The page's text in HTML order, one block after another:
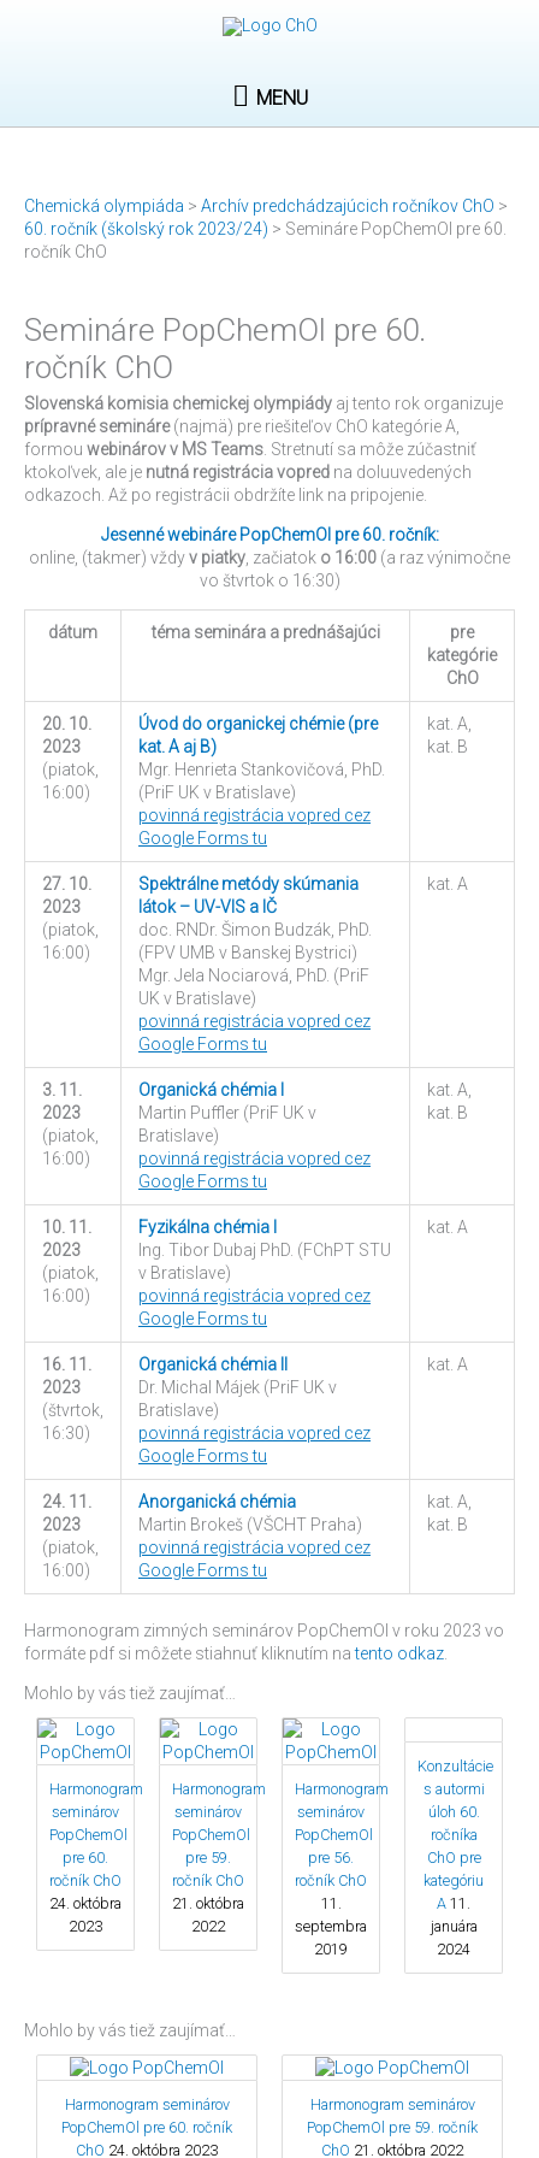
MENU
MENU
Chemická olympiáda > Archív predchádzajúcich ročníkov ChO >
60. ročník (školský rok 2023/24) > Semináre PopChemOl pre 60.
ročník ChO
Semináre PopChemOl pre 60.
ročník ChO
Slovenská komisia chemickej olympiády aj tento rok organizuje
prípravné semináre(najmä) pre riešiteľov ChO kategórie A,
formou webinárov v MS Teams . Stretnutí sa môže zúčastniť
ktokoľvek, ale je nutná registrácia vopred na doluuvedených
odkazoch. Až po registrácii obdržíte link na pripojenie.
Jesenné webináre PopChemOl pre 60. ročník:
online, (takmer) vždyv piatky , začiatok o 16:00 (a raz výnimočne
vo štvrtok o 16:30)
dátum téma seminára a prednášajúci
pre
kategórie
ChO
20. 10.
2023
(piatok,
16:00)
Úvod do organickej chémie (pre
kat. A aj B)
Mgr. Henrieta Stankovičová, PhD.
(PriF UK v Bratislave)
povinná registrácia vopred cez
Google Forms tu
kat. A,
kat. B
27. 10.
2023
(piatok,
16:00)
Spektrálne metódy skúmania
látok – UV-VIS a IČ
doc. RNDr. Šimon Budzák, PhD.
(FPV UMB v Banskej Bystrici)
Mgr. Jela Nociarová, PhD. (PriF
UK v Bratislave)
povinná registrácia vopred cez
Google Forms tu
kat. A
3. 11.
2023
(piatok,
16:00)
Organická chémia I
Martin Puffler (PriF UK v
Bratislave)
povinná registrácia vopred cez
Google Forms tu
kat. A,
kat. B
10. 11.
2023
(piatok,
16:00)
Fyzikálna chémia I
Ing. Tibor Dubaj PhD. (FChPT STU
v Bratislave)
povinná registrácia vopred cez
Google Forms tu
kat. A
16. 11.
2023
(štvrtok,
16:30)
Organická chémia II
Dr. Michal Májek (PriF UK v
Bratislave)
povinná registrácia vopred cez
Google Forms tu
kat. A
24. 11.
2023
(piatok,
16:00)
Anorganická chémia
Martin Brokeš (VŠCHT Praha)
povinná registrácia vopred cez
Google Forms tu
kat. A,
kat. B
Harmonogram zimných seminárov PopChemOl v roku 2023 vo
formáte pdf si môžete stiahnuť kliknutím natento odkaz
Mohlo by vás tiež zaujímať…
Harmonogram
seminárov
PopChemOl
pre 60.
ročník ChO
24. októbra
2023
Harmonogram
seminárov
PopChemOl
pre 59.
ročník ChO
21. októbra
2022
Harmonogram
seminárov
PopChemOl
pre 56.
ročník ChO
11.
septembra
2019
Konzultácie
s autormi
úloh 60.
ročníka
ChO pre
kategóriu
A 11.
januára
2024
Mohlo by vás tiež zaujímať…
Harmonogram seminárov
PopChemOl pre 60. ročník
ChO 24. októbra 2023
Harmonogram seminárov
PopChemOl pre 59. ročník
ChO 21. októbra 2022